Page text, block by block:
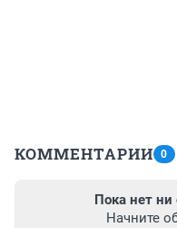
КОММЕНТАРИИ 0
Пока нет ни
Начните